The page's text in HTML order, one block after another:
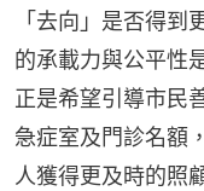
「去向」是否得
的承載力與公平性
正是希望引導市民
急症室及門診名額
人獲得更及時的照